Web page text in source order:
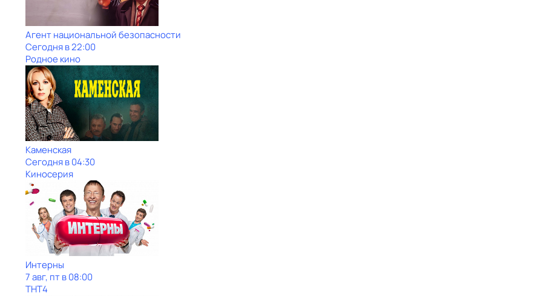
Агент национальной безопасности
Сегодня в 22:00
Родное кино
Каменская
Сегодня в 04:30
Киносерия
Интерны
7 авг, пт в 08:00
ТНТ4